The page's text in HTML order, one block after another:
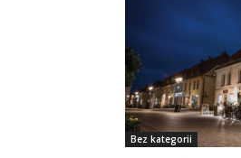
Bez kategorii